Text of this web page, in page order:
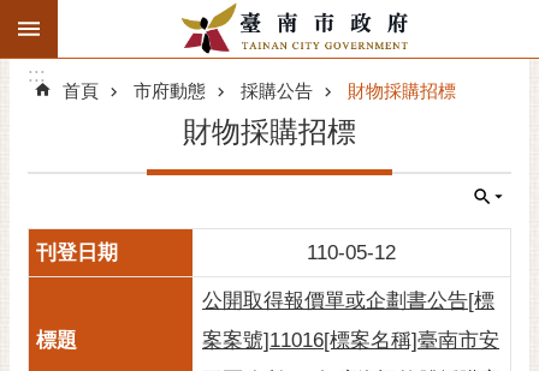
跳到主要內容區塊
搜
階
市府動態
市府團隊
:::
:::
首頁 市府動態 採購公告 財物採購招標
財物採購招標
110-05-12
公開取得報價單或企劃書公告[標
案案號]11016[標案名稱]臺南市安